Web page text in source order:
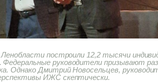
Ленобласти построили 12,2 тысячи
руководители призывают
Однако Дмитрий Новосельцев,
ИЖС скептически.